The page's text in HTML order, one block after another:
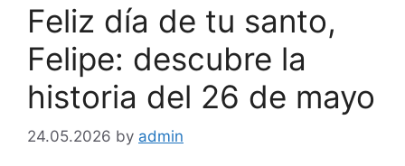
Feliz día de tu santo,
Felipe: descubre la
historia del 26 de mayo
24.05.2026 by admin